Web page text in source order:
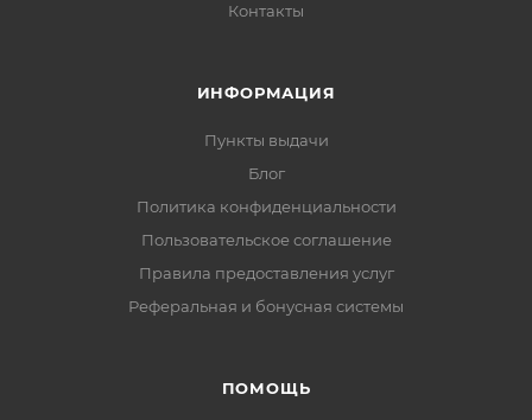
Контакты
ИНФОРМАЦИЯ
Пункты выдачи
Блог
Политика конфиденциальности
Пользовательское соглашение
Правила предоставления услуг
Реферальная и бонусная системы
ПОМОЩЬ